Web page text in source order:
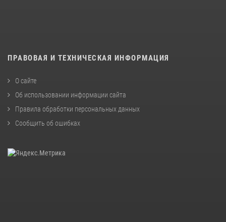
ПРАВОВАЯ И ТЕХНИЧЕСКАЯ ИНФОРМАЦИЯ
О сайте
Об использовании информации сайта
Правила обработки персональных данных
Сообщить об ошибках